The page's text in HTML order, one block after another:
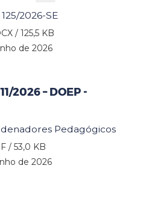
2026-SE
/ 125,5 KB
de 2026
2026 – DOEP -
Pedagógicos
/ 53,0 KB
de 2026